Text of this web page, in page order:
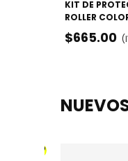
KIT DE
ROLLER
2026 -
CODERAS Y
$665.00